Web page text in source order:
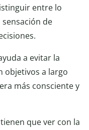
entre lo
de
a evitar la
objetivos a largo
más consciente y
que ver con la